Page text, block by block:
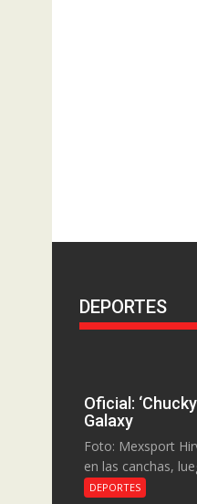
DEPORTES
Oficial:
Galaxy
Foto: Mexsport
en las canchas,
DEPORTES